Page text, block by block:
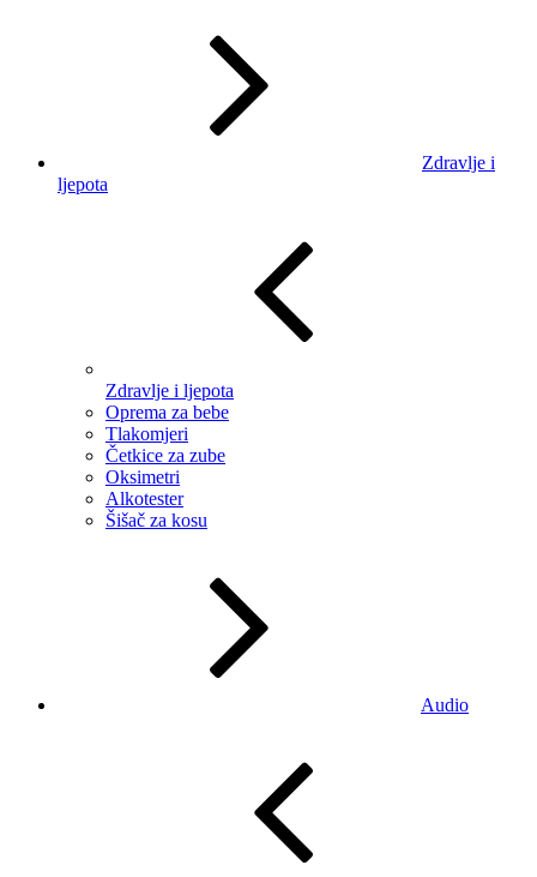
Zdravlje i
ljepota
Zdravlje i ljepota
Oprema za bebe
Tlakomjeri
Četkice za zube
Oksimetri
Alkotester
Šišač za kosu
Audio